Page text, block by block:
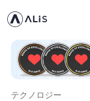
テクノロジー